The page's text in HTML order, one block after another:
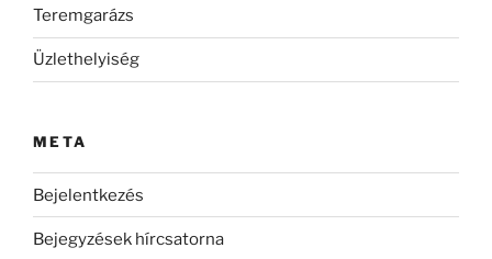
Teremgarázs
Üzlethelyiség
META
Bejelentkezés
Bejegyzések hírcsatorna